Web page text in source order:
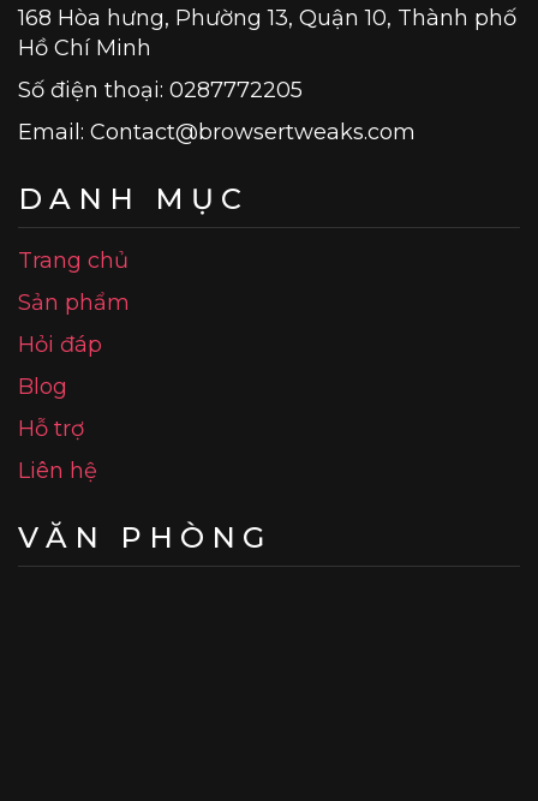
168 Hòa hưng, Phường 13, Quận 10, Thành phố
Hồ Chí Minh
Số điện thoại: 0287772205
Email: Contact@browsertweaks.com
DANH MỤC
Trang chủ
Sản phẩm
Hỏi đáp
Blog
Hỗ trợ
Liên hệ
VĂN PHÒNG